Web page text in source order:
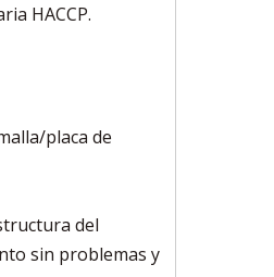
HACCP.
placa de
del
sin problemas y